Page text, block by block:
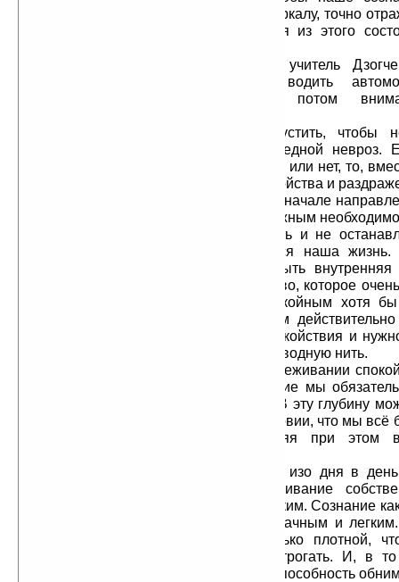
незамутнённым, подобно чистому зеркалу, точно
есть. Далее — действовать, исходя из этого
Намкай Норбу, современный учитель
осознанность подобна умению водить
напряжение и неуверенность, потом
В то же время, нельзя допустить, чтобы
осознанности превратилась в очередной невроз.
время беспокоиться о том, осознан я или нет, то,
мы создадим новый источник беспокойства и
Так происходит часто. Обычно в начале
поиска является прямо противоположным
Но если мы продолжаем искать и не
практики постепенно становится вся наша
ситуация, тем интереснее может быть
здесь может быть то приятное чувство, которое
позволив сознанию оставаться спокойным хотя
нескольких секунд. Быть спокойным
именно это приятное ощущение спокойствия и
продлить и использовать его как путеводную нить.
При фиксации внимания на переживании
погружении в это приятное состояние мы
что в этом состоянии есть глубина. В эту глубину
уходить все глубже и глубже при условии, что мы
внутренне расслабляемся, сохраняя при этом
Продолжая подобную практику изо дня в
минуту, мы замечаем, что переживание
становится более интенсивным и ярким. Сознание
и густеет, оставаясь при этом прозрачным и
интенсивность может стать настолько плотной,
немного — и его можно будет потрогать. И, в
сохраняет качество прозрачности и способность